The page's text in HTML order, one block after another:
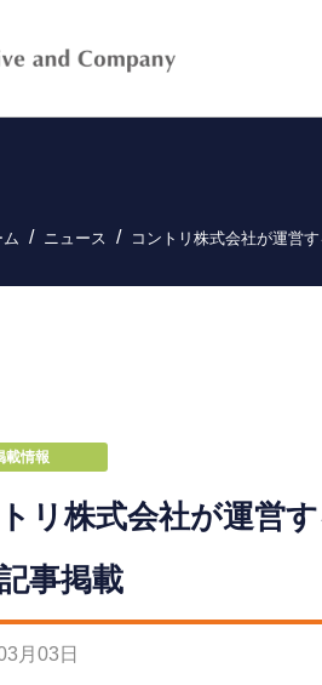
ム ニュース コントリ株式会社が運営
載情報
リ株式会社が運営
事掲載
月 03 日